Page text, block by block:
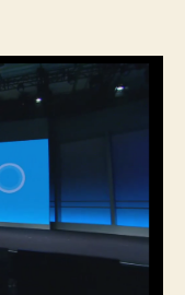
:Microsoft
memperkenalkan
Windows